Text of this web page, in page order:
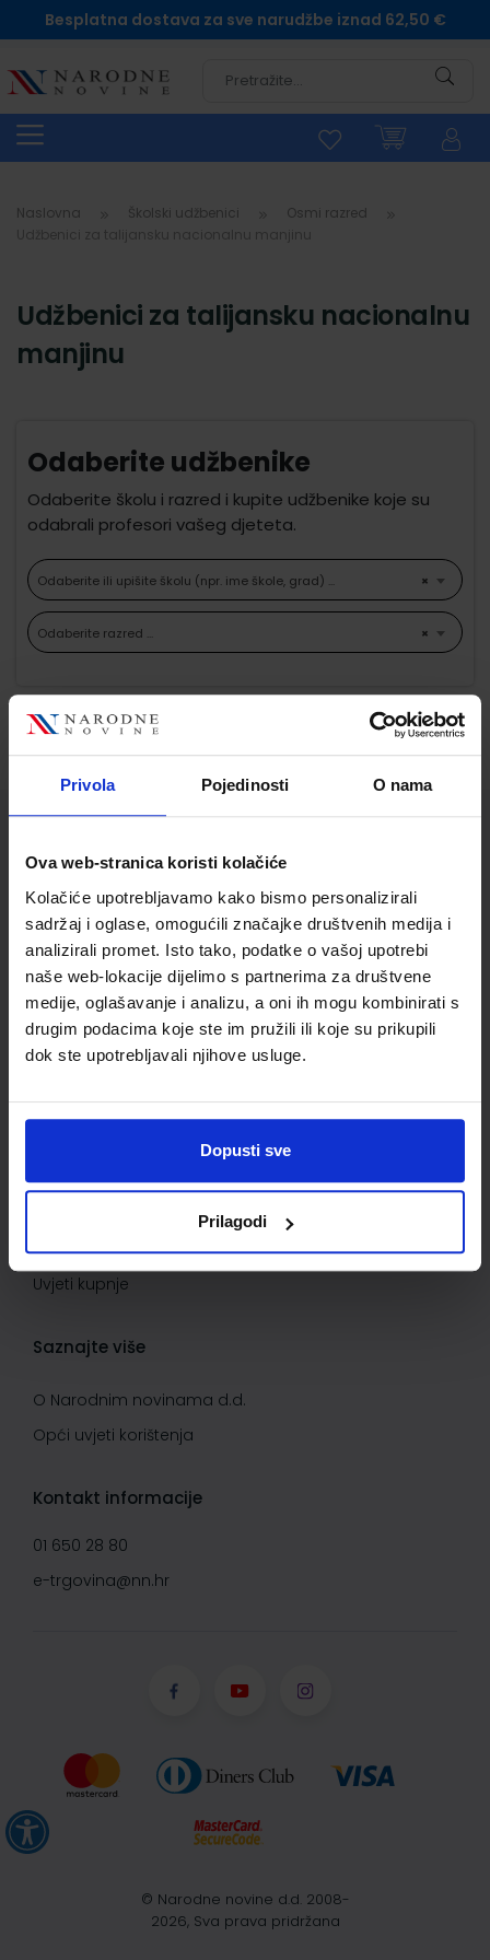
Privola Pojedinosti O nama
Ova web-stranica koristi kolačiće
Kolačiće upotrebljavamo kako bismo personalizirali
sadržaj i oglase, omogućili značajke društvenih medija i
analizirali promet. Isto tako, podatke o vašoj upotrebi
naše web-lokacije dijelimo s partnerima za društvene
medije, oglašavanje i analizu, a oni ih mogu kombinirati s
drugim podacima koje ste im pružili ili koje su prikupili
dok ste upotrebljavali njihove usluge.
Dopusti sve
Prilagodi
Besplatna dostava za sve narudžbe iznad 62,50 €
Naslovna Školski udžbenici
Osmi razred
Udžbenici za talijansku nacionalnu
manjinu
Odaberite udžbenike
Odaberite školu i razred i kupite udžbenike koje su
odabrali profesori vašeg djeteta.
×
Odaberite ili upišite školu (npr. ime škole, grad) ...
×
Odaberite razred ...
Ne možemo pronaći proizvode koji
odgovaraju Vašem odabiru.
Korisnički račun
Status/Povijest narudžbi
Informacije o dostavi
Povrat proizvoda i reklamacije
Kontaktirajte nas
Kako do popusta
Privatnost i sigurnost podataka
Načini plaćanja
Uvjeti kupnje
Saznajte više
O Narodnim novinama d.d.
Opći uvjeti korištenja
Kontakt informacije
01 650 28 80
e-trgovina@nn.hr
© Narodne novine d.d. 2008-
2026, Sva prava pridržana